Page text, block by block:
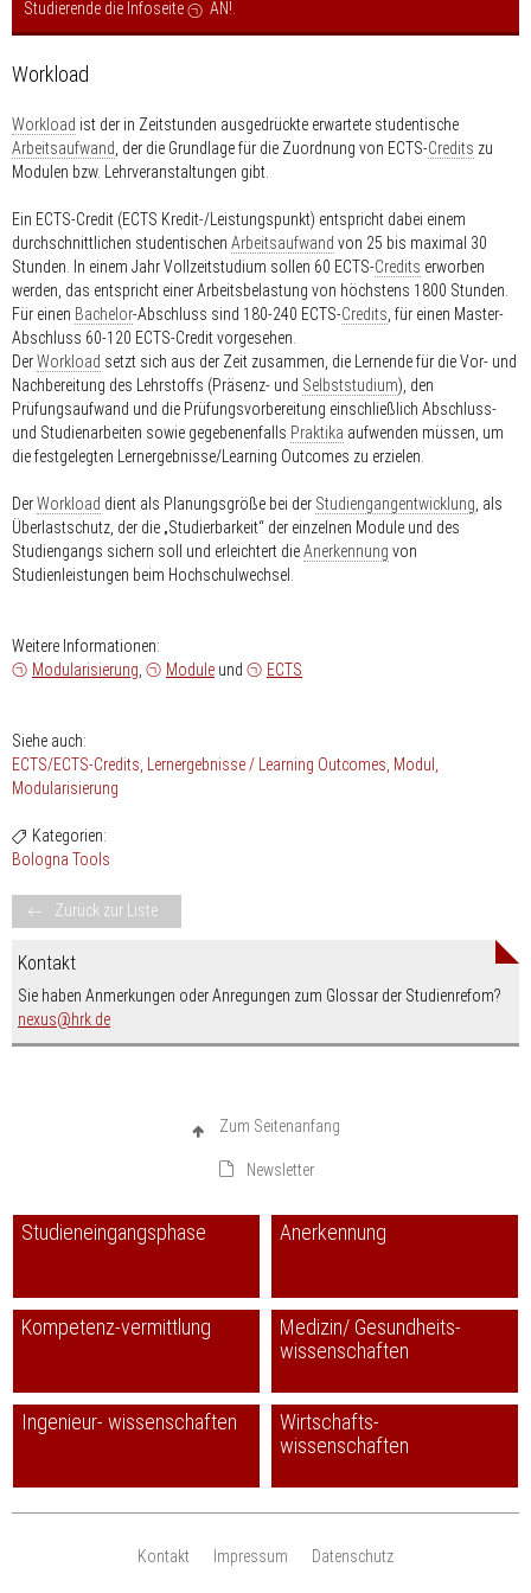
Studierende die Infoseite
AN!
Workload
Workload ist der in Zeitstunden ausgedrückte erwartete studentische
Arbeitsaufwand , der die Grundlage für die Zuordnung von ECTS-Credits zu
Modulen bzw. Lehrveranstaltungen gibt.
Ein ECTS-Credit (ECTS Kredit-/Leistungspunkt) entspricht dabei einem
durchschnittlichen studentischen Arbeitsaufwand von 25 bis maximal 30
Stunden. In einem Jahr Vollzeitstudium sollen 60 ECTS-Credits erworben
werden, das entspricht einer Arbeitsbelastung von höchstens 1800 Stunden.
Für einen Bachelor-Abschluss sind 180-240 ECTS-Credits , für einen Master-
Abschluss 60-120 ECTS-Credit vorgesehen.
DerWorkload setzt sich aus der Zeit zusammen, die Lernende für die Vor- und
Nachbereitung des Lehrstoffs (Präsenz- und Selbststudium), den
Prüfungsaufwand und die Prüfungsvorbereitung einschließlich Abschluss-
und Studienarbeiten sowie gegebenenfalls Praktika aufwenden müssen, um
die festgelegten Lernergebnisse/Learning Outcomes zu erzielen.
DerWorkload dient als Planungsgröße bei der Studiengangentwicklung , als
Überlastschutz, der die „Studierbarkeit“ der einzelnen Module und des
Studiengangs sichern soll und erleichtert dieAnerkennung von
Studienleistungen beim Hochschulwechsel.
Weitere Informationen:
Modularisierung
Module und ECTS
Siehe auch:
ECTS/ECTS-Credits
Lernergebnisse / Learning Outcomes Modul
Modularisierung
Kategorien:
Bologna Tools
Zurück zur Liste
Kontakt
Sie haben Anmerkungen oder Anregungen zum Glossar der Studienrefom?
nexus
nospam-
hrk.de
Zum Seitenanfang
Newsletter
Studieneingangsphase Anerkennung
Kompetenz-vermittlung
Medizin/ Gesundheits-
wissenschaften
Ingenieur- wissenschaften
Wirtschafts-
wissenschaften
Kontakt Impressum Datenschutz